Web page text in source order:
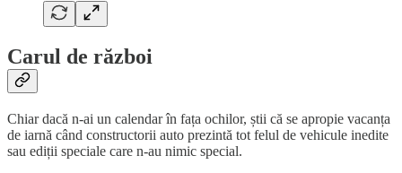
Carul de război
Chiar dacă n-ai un calendar în fața ochilor, știi că se apropie vacanța
de iarnă când constructorii auto prezintă tot felul de vehicule inedite
sau ediții speciale care n-au nimic special.